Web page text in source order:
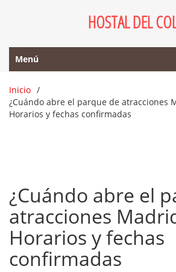
HOSTAL DEL
Menú
Inicio
¿Cuándo abre el parque de atracciones
Horarios y fechas confirmadas
¿Cuándo abre el
atracciones
Horarios y fechas
confirmadas